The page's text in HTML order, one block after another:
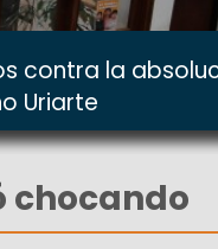
contra la
Uriarte
chocando